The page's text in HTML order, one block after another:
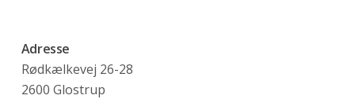
Adresse
Rødkælkevej 26-28
2600 Glostrup